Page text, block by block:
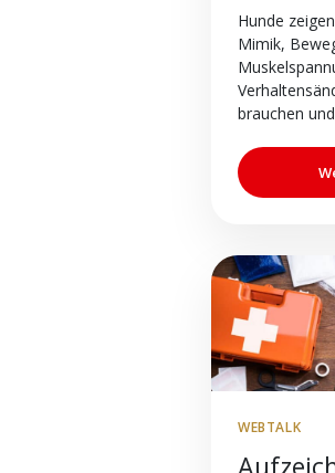
Hunde
Mimik,
brauchen
WEBTALK